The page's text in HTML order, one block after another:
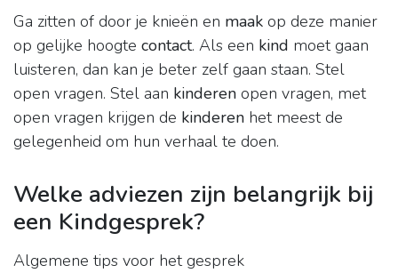
Ga zitten of door je knieën en maak op deze manier
op gelijke hoogte contact. Als een kind moet gaan
luisteren, dan kan je beter zelf gaan staan. Stel
open vragen. Stel aan kinderen open vragen, met
open vragen krijgen de kinderen het meest de
gelegenheid om hun verhaal te doen.
Welke adviezen zijn belangrijk bij
een Kindgesprek?
Algemene tips voor het gesprek